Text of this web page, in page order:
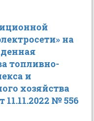
на
топливно-
и
хозяйства
11.11.2022 № 556